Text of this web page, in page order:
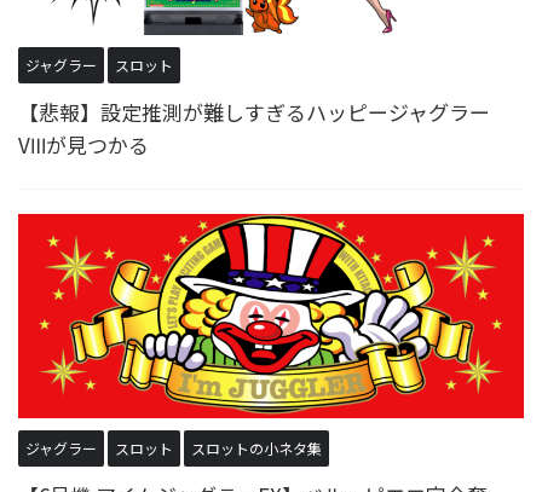
ジャグラー スロット
【悲報】設定推測が難しすぎるハッピージャグラー
VⅢが見つかる
ジャグラー スロット スロットの小ネタ集